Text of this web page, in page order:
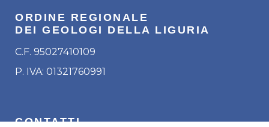
ORDINE REGIONALE
DEI GEOLOGI DELLA LIGURIA
C.F. 95027410109
P. IVA: 01321760991
CONTATTI